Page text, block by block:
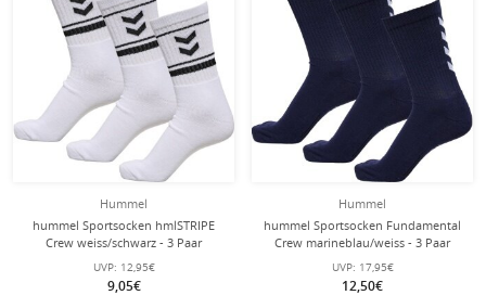
Hummel
hummel Sportsocken hmlSTRIPE
Crew weiss/schwarz - 3 Paar
UVP: 12,95€
9,05€
Hummel
hummel Sportsocken Fundamental
Crew marineblau/weiss - 3 Paar
UVP: 17,95€
12,50€